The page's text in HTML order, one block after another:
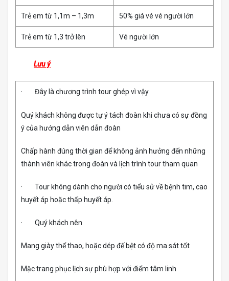
Trẻ em từ 1,1m – 1,3m 50% giá vé vé người lớn
Trẻ em từ 1,3 trở lên Vé người lớn
Lưu ý
· Đây là chương trình tour ghép vì vậy
Quý khách không được tự ý tách đoàn khi chưa có sự đồng
ý của hướng dẫn viên dẫn đoàn
Chấp hành đúng thời gian để không ảnh hưởng đến những
thành viên khác trong đoàn và lịch trình tour tham quan
· Tour không dành cho người có tiểu sử về bệnh tim, cao
huyết áp hoặc thấp huyết áp.
· Quý khách nên
Mang giày thể thao, hoặc dép đế bệt có độ ma sát tốt
Mặc trang phục lịch sự phù hợp với điểm tâm linh